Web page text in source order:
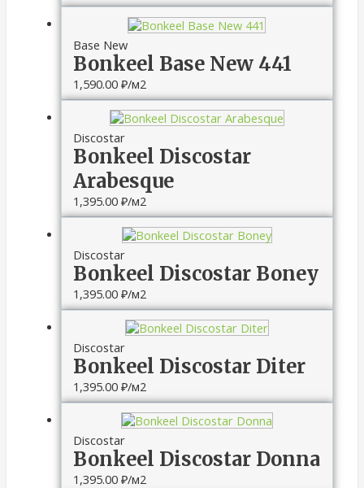
Base New
Bonkeel Base New 441
1,590.00 ₽/м2
Discostar
Bonkeel Discostar
Arabesque
1,395.00 ₽/м2
Discostar
Bonkeel Discostar Boney
1,395.00 ₽/м2
Discostar
Bonkeel Discostar Diter
1,395.00 ₽/м2
Discostar
Bonkeel Discostar Donna
1,395.00 ₽/м2